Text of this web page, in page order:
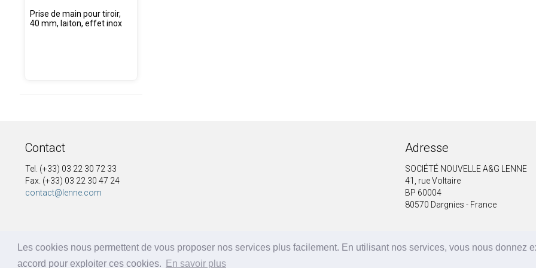
Les cookies nous permettent de vous proposer nos services plus facilement. En utilisant nos services, vous nous donnez
accord pour exploiter ces cookies.
En savoir plus
Prise de main pour tiroir,
40 mm, laiton, effet inox
Contact
Tel. (+33) 03 22 30 72 33
Fax. (+33) 03 22 30 47 24
contact@lenne.com
Adresse
SOCIÉTÉ NOUVELLE A&G LENNE
41, rue Voltaire
BP 60004
80570 Dargnies - France